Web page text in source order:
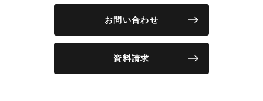
お問い合わせ
資料請求